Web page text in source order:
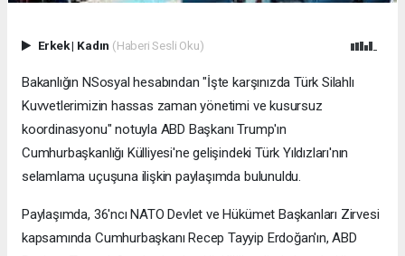
Erkek| Kadın (Haberi Sesli Oku)
Bakanlığın NSosyal hesabından "İşte karşınızda Türk Silahlı
Kuvvetlerimizin hassas zaman yönetimi ve kusursuz
koordinasyonu" notuyla ABD Başkanı Trump'ın
Cumhurbaşkanlığı Külliyesi'ne gelişindeki Türk Yıldızları'nın
selamlama uçuşuna ilişkin paylaşımda bulunuldu.
Paylaşımda, 36'ncı NATO Devlet ve Hükümet Başkanları Zirvesi
kapsamında Cumhurbaşkanı Recep Tayyip Erdoğan'ın, ABD